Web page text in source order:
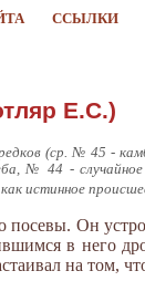
ССЫЛКИ
Е.С.)
(ср. № 45 -
№ 44 -
истинное
посевы. Он
в него
на том,